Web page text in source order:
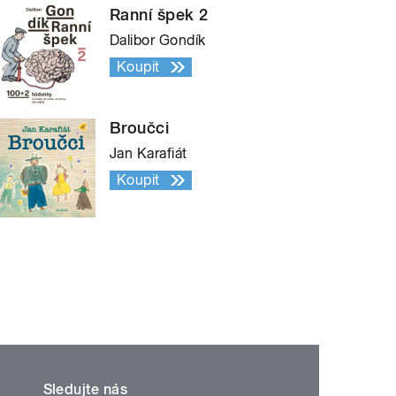
Ranní špek 2
Dalibor Gondík
Koupit
Broučci
Jan Karafiát
Koupit
Sledujte nás